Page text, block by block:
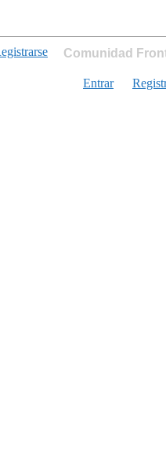
Comunidad
Entrar